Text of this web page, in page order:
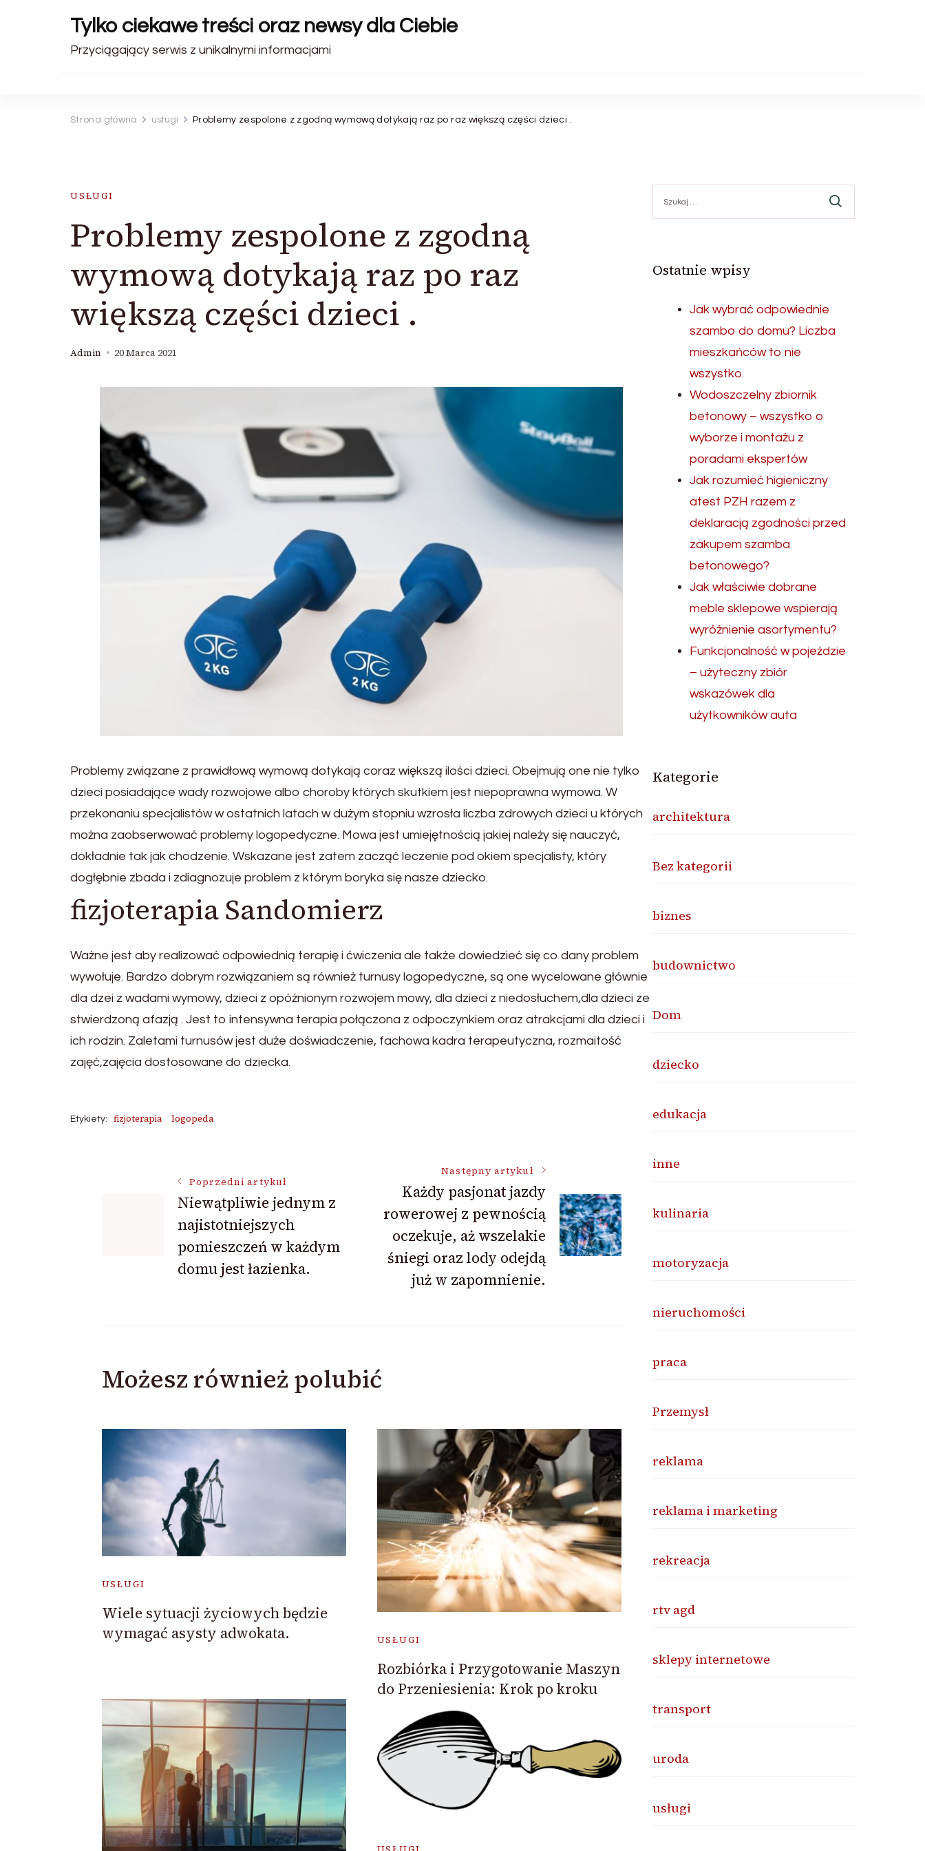
Tylko ciekawe treści oraz newsy dla Ciebie
Przyciągający serwis z unikalnymi informacjami
Strona główna usługi Problemy zespolone z zgodną wymową dotykają raz po raz większą części dzieci .
USŁUGI
Problemy zespolone z zgodną
wymową dotykają raz po raz
większą części dzieci .
Admin 20 Marca 2021
Problemy związane z prawidłową wymową dotykają coraz większą ilości dzieci. Obejmują one nie tylko
dzieci posiadające wady rozwojowe albo choroby których skutkiem jest niepoprawna wymowa. W
przekonaniu specjalistów w ostatnich latach w dużym stopniu wzrosła liczba zdrowych dzieci u których
można zaobserwować problemy logopedyczne. Mowa jest umiejętnością jakiej należy się nauczyć,
dokładnie tak jak chodzenie. Wskazane jest zatem zacząć leczenie pod okiem specjalisty, który
dogłębnie zbada i zdiagnozuje problem z którym boryka się nasze dziecko.
fizjoterapia Sandomierz
Ważne jest aby realizować odpowiednią terapię i ćwiczenia ale także dowiedzieć się co dany problem
wywołuje. Bardzo dobrym rozwiązaniem są również turnusy logopedyczne, są one wycelowane głównie
dla dzei z wadami wymowy, dzieci z opóźnionym rozwojem mowy, dla dzieci z niedosłuchem,dla dzieci ze
stwierdzoną afazją . Jest to intensywna terapia połączona z odpoczynkiem oraz atrakcjami dla dzieci i
ich rodzin. Zaletami turnusów jest duże doświadczenie, fachowa kadra terapeutyczna, rozmaitość
zajęć,zajęcia dostosowane do dziecka.
Etykiety: fizjoterapia logopeda
Nawigacja
wpisu
Poprzedni artykuł
Niewątpliwie jednym z
najistotniejszych
pomieszczeń w każdym
domu jest łazienka.
Następny artykuł
Każdy pasjonat jazdy
rowerowej z pewnością
oczekuje, aż wszelakie
śniegi oraz lody odejdą
już w zapomnienie.
Możesz również polubić
USŁUGI
Wiele sytuacji życiowych będzie
wymagać asysty adwokata.
USŁUGI
Rozbiórka i Przygotowanie Maszyn
do Przeniesienia: Krok po kroku
Ostatnie wpisy
Jak wybrać odpowiednie
szambo do domu? Liczba
mieszkańców to nie
wszystko.
Wodoszczelny zbiornik
betonowy – wszystko o
wyborze i montażu z
poradami ekspertów
Jak rozumieć higieniczny
atest PZH razem z
deklaracją zgodności przed
zakupem szamba
betonowego?
Jak właściwie dobrane
meble sklepowe wspierają
wyróżnienie asortymentu?
Funkcjonalność w pojeździe
– użyteczny zbiór
wskazówek dla
użytkowników auta
Kategorie
architektura
Bez kategorii
biznes
budownictwo
Dom
dziecko
edukacja
inne
kulinaria
motoryzacja
nieruchomości
praca
Przemysł
reklama
reklama i marketing
rekreacja
rtv agd
sklepy internetowe
transport
uroda
usługi